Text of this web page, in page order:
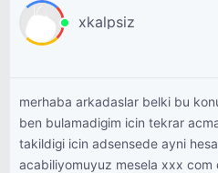
xkalpsiz
merhaba arkadaslar belki bu
ben bulamadigim icin tekrar
takildigi icin adsensede ayni
acabiliyomuyuz mesela xxx